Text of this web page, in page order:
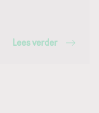
Lees verder